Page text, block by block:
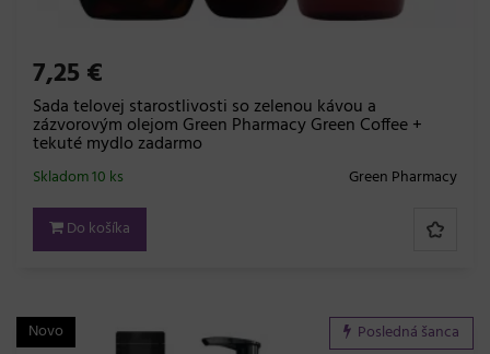
7,25 €
Sada telovej starostlivosti so zelenou kávou a
zázvorovým olejom Green Pharmacy Green Coffee +
tekuté mydlo zadarmo
Green Pharmacy
Skladom 10 ks
Do košíka
Novo Posledná šanca